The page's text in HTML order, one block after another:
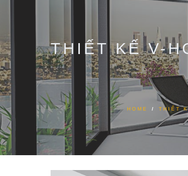
THIẾT KẾ V-
HOME / THIẾT